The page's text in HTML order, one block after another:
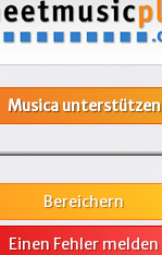
Musica unterstützen
Bereichern
Einen Fehler melden